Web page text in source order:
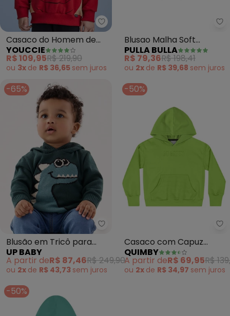
Youccie - Casaco do Homem
Casaco do Homem de
Ferro
YOUCCIE
R$ 109,95R$ 219,90
ou 3x de R$ 36,65 sem juros
Blusao Malha Soft
(Verde)
PULLA BULLA
R$ 79,36R$ 198,41
ou 2x de R$ 39,68 sem juros
-65%
Up Baby - Blusão em Tricô
Blusão em Tricô para
Bebê Menino (Verde)
UP BABY
A partir deR$ 87,46R$ 249,90
ou 2x de R$ 43,73 sem juros
-50%
Casaco com Capuz
Infantil Unissex (Verde)
QUIMBY
A partir deR$ 69,95R$
ou 2x de R$ 34,97 sem juros
-50%